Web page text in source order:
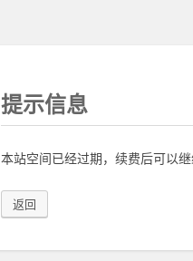
提示信息
本站空间已经过期，续费后可以
返回